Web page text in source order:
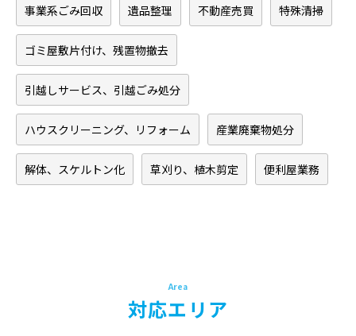
事業系ごみ回収 遺品整理 不動産売買 特殊清掃
ゴミ屋敷片付け、残置物撤去
引越しサービス、引越ごみ処分
ハウスクリーニング、リフォーム 産業廃棄物処分
解体、スケルトン化 草刈り、植木剪定 便利屋業務
対応エリア